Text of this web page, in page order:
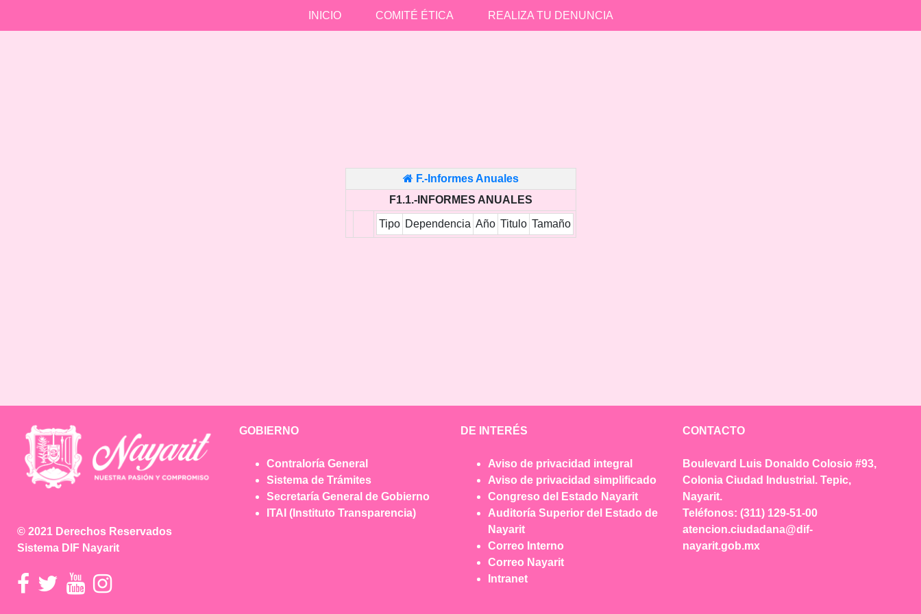
INICIO COMITÉ ÉTICA REALIZA TU DENUNCIA
F.-Informes Anuales
F1.1.-INFORMES ANUALES
Tipo Dependencia Año Titulo Tamaño
© 2021 Derechos Reservados
Sistema DIF Nayarit
GOBIERNO
Contraloría General
Sistema de Trámites
Secretaría General de Gobierno
ITAI (Instituto Transparencia)
DE INTERÉS
Aviso de privacidad integral
Aviso de privacidad simplificado
Congreso del Estado Nayarit
Auditoría Superior del Estado de
Nayarit
Correo Interno
Correo Nayarit
Intranet
CONTACTO
Boulevard Luis Donaldo Colosio #93,
Colonia Ciudad Industrial. Tepic,
Nayarit.
Teléfonos: (311) 129-51-00
atencion.ciudadana@dif-
nayarit.gob.mx